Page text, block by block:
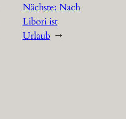
Nächste: Nach
Libori ist
Urlaub →